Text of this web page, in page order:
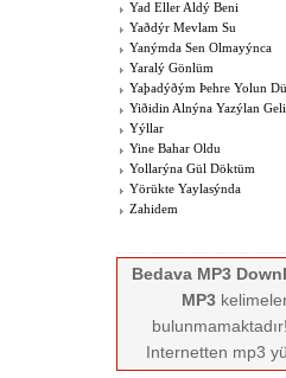
Yad Eller Aldý Beni
Yaðdýr Mevlam Su
Yanýmda Sen Olmayýnca
Yaralý Gönlüm
Yaþadýðým Þehre Yolun
Yiðidin Alnýna Yazýlan
Yýllar
Yine Bahar Oldu
Yollarýna Gül Döktüm
Yörükte Yaylasýnda
Zahidem
Bedava MP3
MP3
Internetten mp3